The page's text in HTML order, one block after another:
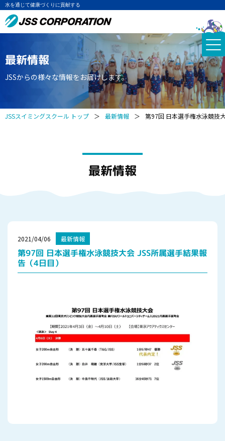
水を通じて健康づくりに貢献する
最新情報
JSSからの様々な情報をお届けします。
JSSスイミングスクール トップ ＞ 最新情報 ＞ 第97回 日本選手権水泳競技
最新情報
2021/04/06 最新情報
第97回 日本選手権水泳競技大会 JSS所属選手結果報
告（4日目）